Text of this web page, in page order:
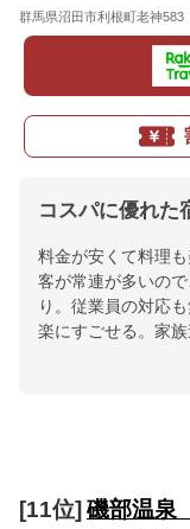
群馬県沼田市利根町老神583
コスパに優れた
料金が安くて料理
客が常連が多いの
り。従業員の対応
楽にすごせる。家
[11位] 磯部温